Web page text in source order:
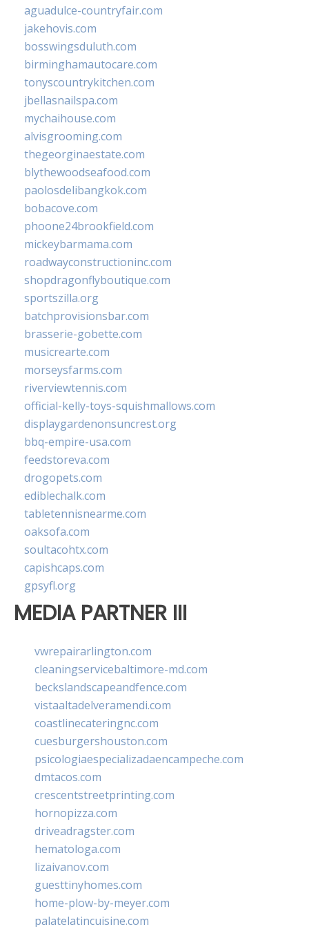
aguadulce-countryfair.com
jakehovis.com
bosswingsduluth.com
birminghamautocare.com
tonyscountrykitchen.com
jbellasnailspa.com
mychaihouse.com
alvisgrooming.com
thegeorginaestate.com
blythewoodseafood.com
paolosdelibangkok.com
bobacove.com
phoone24brookfield.com
mickeybarmama.com
roadwayconstructioninc.com
shopdragonflyboutique.com
sportszilla.org
batchprovisionsbar.com
brasserie-gobette.com
musicrearte.com
morseysfarms.com
riverviewtennis.com
official-kelly-toys-squishmallows.com
displaygardenonsuncrest.org
bbq-empire-usa.com
feedstoreva.com
drogopets.com
ediblechalk.com
tabletennisnearme.com
oaksofa.com
soultacohtx.com
capishcaps.com
gpsyfl.org
MEDIA PARTNER III
vwrepairarlington.com
cleaningservicebaltimore-md.com
beckslandscapeandfence.com
vistaaltadelveramendi.com
coastlinecateringnc.com
cuesburgershouston.com
psicologiaespecializadaencampeche.com
dmtacos.com
crescentstreetprinting.com
hornopizza.com
driveadragster.com
hematologa.com
lizaivanov.com
guesttinyhomes.com
home-plow-by-meyer.com
palatelatincuisine.com